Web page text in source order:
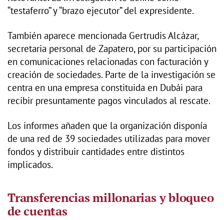
“testaferro” y “brazo ejecutor” del expresidente.
También aparece mencionada Gertrudis Alcázar,
secretaria personal de Zapatero, por su participación
en comunicaciones relacionadas con facturación y
creación de sociedades. Parte de la investigación se
centra en una empresa constituida en Dubái para
recibir presuntamente pagos vinculados al rescate.
Los informes añaden que la organización disponía
de una red de 39 sociedades utilizadas para mover
fondos y distribuir cantidades entre distintos
implicados.
Transferencias millonarias y bloqueo
de cuentas